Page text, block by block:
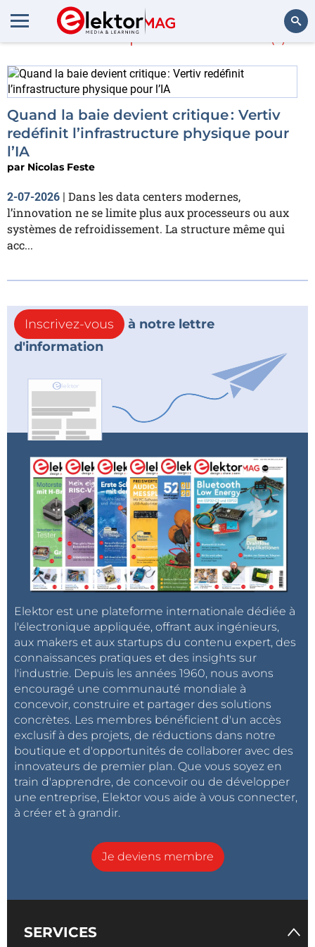
En savoir plus sur (1)
Quand la baie devient critique : Vertiv
redéfinit l’infrastructure physique pour
l’IA
par Nicolas Feste
2-07-2026 | Dans les data centers modernes,
l’innovation ne se limite plus aux processeurs ou aux
systèmes de refroidissement. La structure même qui
acc...
Inscrivez-vous
à notre lettre
d'information
Elektor est une plateforme internationale dédiée à
l'électronique appliquée, offrant aux ingénieurs,
aux makers et aux startups du contenu expert, des
connaissances pratiques et des insights sur
l'industrie. Depuis les années 1960, nous avons
encouragé une communauté mondiale à
concevoir, construire et partager des solutions
concrètes. Les membres bénéficient d'un accès
exclusif à des projets, de réductions dans notre
boutique et d'opportunités de collaborer avec des
innovateurs de premier plan. Que vous soyez en
train d'apprendre, de concevoir ou de développer
une entreprise, Elektor vous aide à vous connecter,
à créer et à grandir.
Je deviens membre
SERVICES